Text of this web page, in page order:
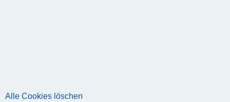
Alle Cookies löschen